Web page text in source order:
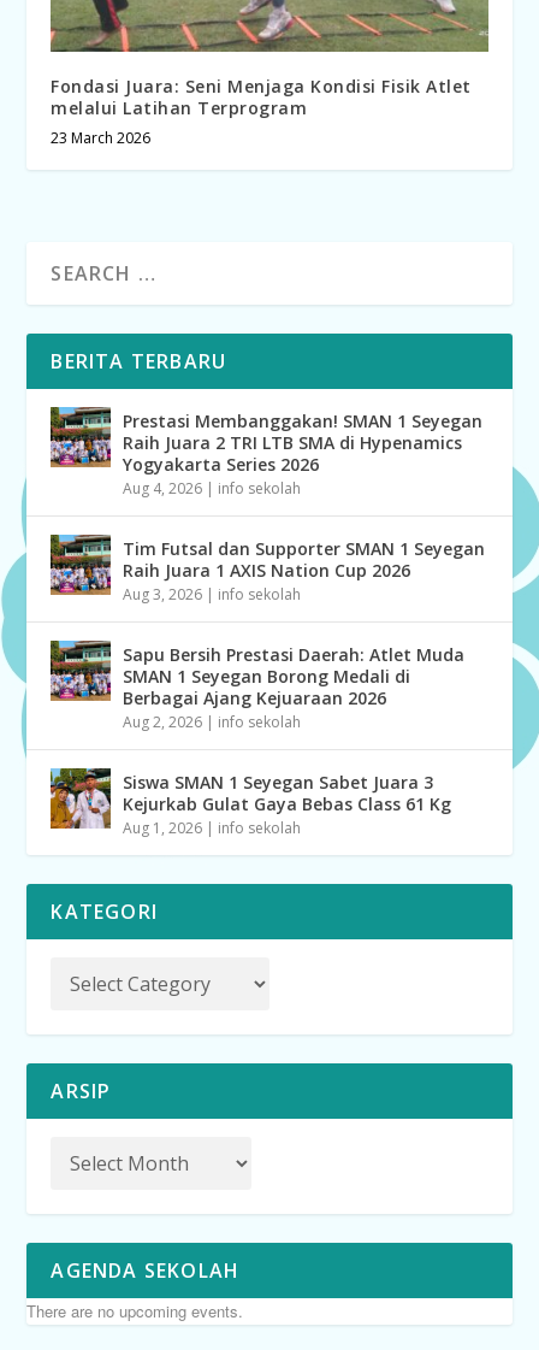
Fondasi Juara: Seni Menjaga Kondisi Fisik Atlet
melalui Latihan Terprogram
23 March 2026
BERITA TERBARU
Prestasi Membanggakan! SMAN 1 Seyegan
Raih Juara 2 TRI LTB SMA di Hypenamics
Yogyakarta Series 2026
Aug 4, 2026 | info sekolah
Tim Futsal dan Supporter SMAN 1 Seyegan
Raih Juara 1 AXIS Nation Cup 2026
Aug 3, 2026 | info sekolah
Sapu Bersih Prestasi Daerah: Atlet Muda
SMAN 1 Seyegan Borong Medali di
Berbagai Ajang Kejuaraan 2026
Aug 2, 2026 | info sekolah
Siswa SMAN 1 Seyegan Sabet Juara 3
Kejurkab Gulat Gaya Bebas Class 61 Kg
Aug 1, 2026 | info sekolah
KATEGORI
ARSIP
AGENDA SEKOLAH
There are no upcoming events.